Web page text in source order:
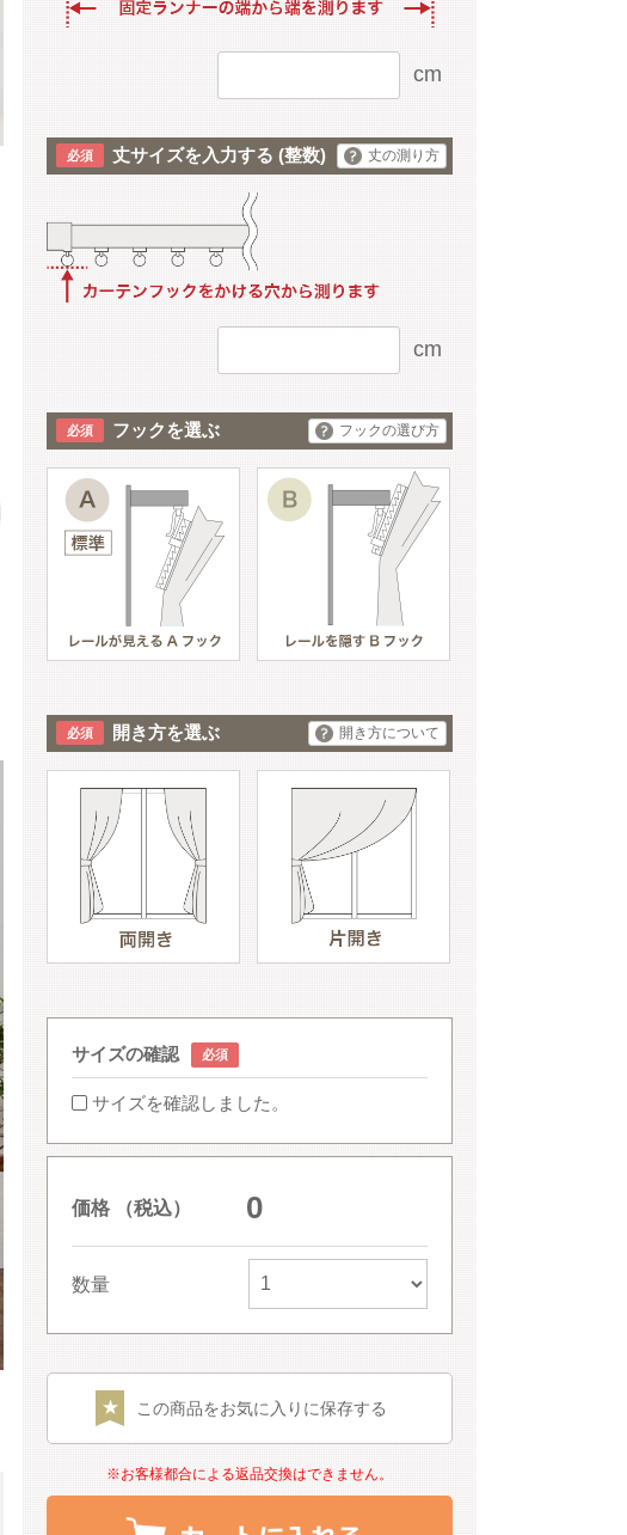
cm
丈サイズを入力する (整数) 丈の測り方
cm
フックを選ぶ フックの選び方
開き方を選ぶ 開き方について
サイズの確認
サイズを確認しました。
価格 （税込） 0
数量
この商品をお気に入りに保存する
※お客様都合による返品交換はできません。